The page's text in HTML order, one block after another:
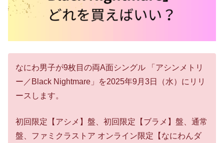
なにわ男子が9枚目の両A面シングル 「アシンメトリ
ー／Black Nightmare」を2025年9月3日（水）にリリ
ースします。
初回限定【アシメ】盤、初回限定【ブラメ】盤、通常
盤、ファミクラストア オンライン限定【なにわんダ